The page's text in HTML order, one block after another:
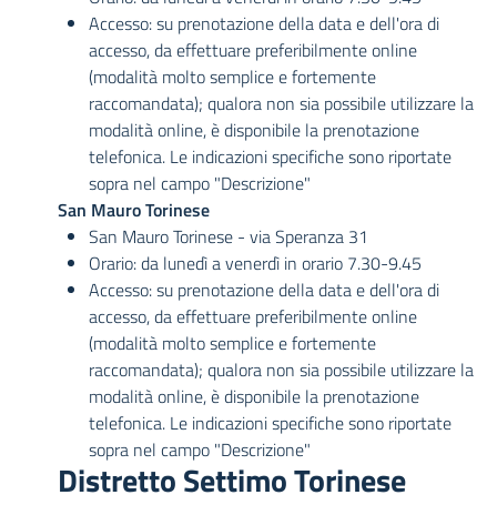
Accesso: su prenotazione della data e dell'ora di
accesso, da effettuare preferibilmente online
(modalità molto semplice e fortemente
raccomandata); qualora non sia possibile utilizzare la
modalità online, è disponibile la prenotazione
telefonica. Le indicazioni specifiche sono riportate
sopra nel campo "Descrizione"
San Mauro Torinese
San Mauro Torinese - via Speranza 31
Orario: da lunedì a venerdì in orario 7.30-9.45
Accesso: su prenotazione della data e dell'ora di
accesso, da effettuare preferibilmente online
(modalità molto semplice e fortemente
raccomandata); qualora non sia possibile utilizzare la
modalità online, è disponibile la prenotazione
telefonica. Le indicazioni specifiche sono riportate
sopra nel campo "Descrizione"
Distretto Settimo Torinese